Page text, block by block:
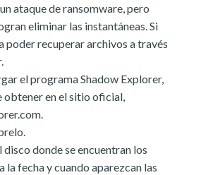
ataque de ransomware, pero
eliminar las instantáneas. Si
poder recuperar archivos a través
el programa Shadow Explorer,
obtener en el sitio oficial,
disco donde se encuentran los
la fecha y cuando aparezcan las